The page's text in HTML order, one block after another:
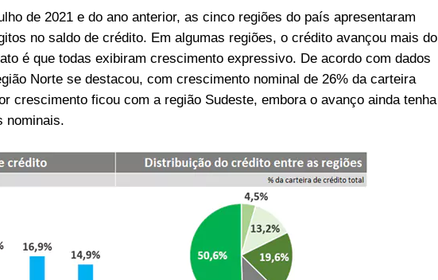
de 2021 e do ano anterior, as cinco regiões do país apresentaram
no saldo de crédito. Em algumas regiões, o crédito avançou mais do
é que todas exibiram crescimento expressivo. De acordo com dados
Norte se destacou, com crescimento nominal de 26% da carteira
crescimento ficou com a região Sudeste, embora o avanço ainda tenha
nominais.